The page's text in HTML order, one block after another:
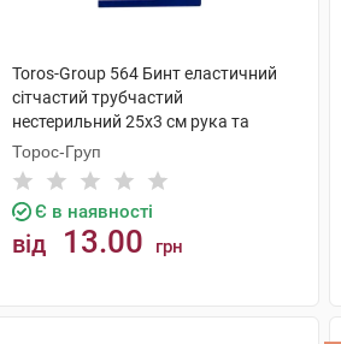
Toros-Group 564 Бинт еластичний
сітчастий трубчастий
нестерильний 25х3 см рука та
лікоть 1 шт
Торос-Груп
Є в наявності
від 13.00 грн